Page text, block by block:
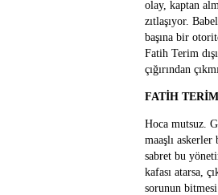
olay, kaptan
zıtlaşıyor.
başına bir
Fatih Terim
çığırından
FATİH
Hoca mutsuz.
maaşlı
sabret bu
kafası atarsa,
sorunun